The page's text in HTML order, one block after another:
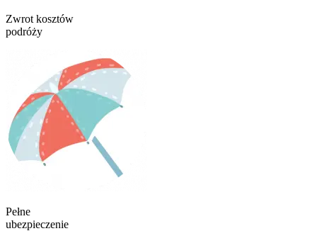
Zwrot kosztów
podróży
Pełne
ubezpieczenie